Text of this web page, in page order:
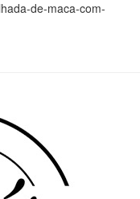
de-maca-com-